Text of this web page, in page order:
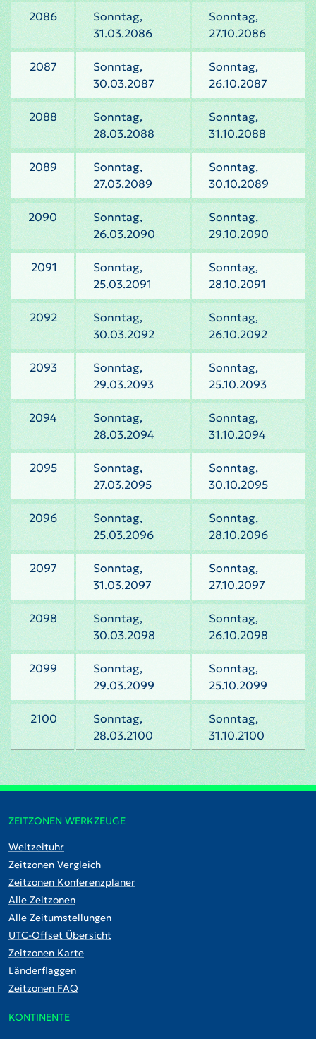
2086
Sonntag,
31.03.2086
Sonntag,
27.10.2086
2087
Sonntag,
30.03.2087
Sonntag,
26.10.2087
2088
Sonntag,
28.03.2088
Sonntag,
31.10.2088
2089
Sonntag,
27.03.2089
Sonntag,
30.10.2089
2090
Sonntag,
26.03.2090
Sonntag,
29.10.2090
2091
Sonntag,
25.03.2091
Sonntag,
28.10.2091
2092
Sonntag,
30.03.2092
Sonntag,
26.10.2092
2093
Sonntag,
29.03.2093
Sonntag,
25.10.2093
2094
Sonntag,
28.03.2094
Sonntag,
31.10.2094
2095
Sonntag,
27.03.2095
Sonntag,
30.10.2095
2096
Sonntag,
25.03.2096
Sonntag,
28.10.2096
2097
Sonntag,
31.03.2097
Sonntag,
27.10.2097
2098
Sonntag,
30.03.2098
Sonntag,
26.10.2098
2099
Sonntag,
29.03.2099
Sonntag,
25.10.2099
2100
Sonntag,
28.03.2100
Sonntag,
31.10.2100
ZEITZONEN WERKZEUGE
Weltzeituhr
Zeitzonen Vergleich
Zeitzonen Konferenzplaner
Alle Zeitzonen
Alle Zeitumstellungen
UTC-Offset Übersicht
Zeitzonen Karte
Länderflaggen
Zeitzonen FAQ
KONTINENTE